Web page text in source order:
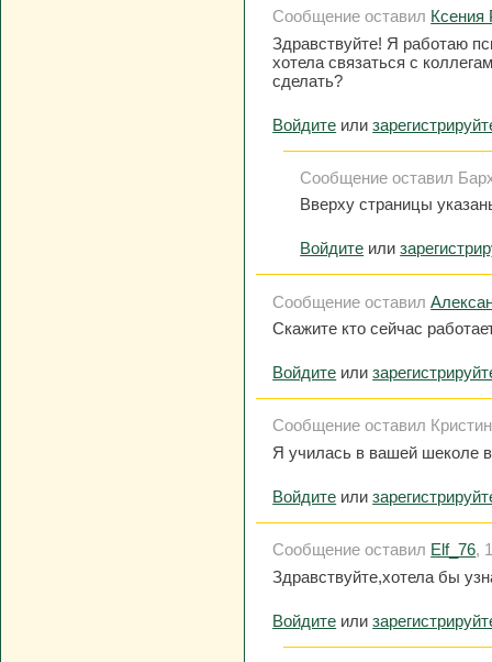
Сообщение оставил Ксения
Здравствуйте! Я работаю
хотела связаться с
сделать?
Войдите или
Сообщение оставил
Вверху страницы
Войдите или
Сообщение оставил
Скажите кто сейчас
Войдите или
Сообщение оставил
Я училась в вашей шеколе
Войдите или
Сообщение оставил Elf_76,
Здравствуйте,хотела бы
Войдите или